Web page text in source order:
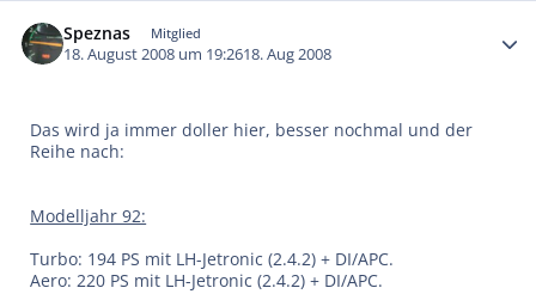
Speznas Mitglied
18. August 2008 um 19:2618. Aug 2008
Das wird ja immer doller hier, besser nochmal und der
Reihe nach:
Modelljahr 92:
Turbo: 194 PS mit LH-Jetronic (2.4.2) + DI/APC.
Aero: 220 PS mit LH-Jetronic (2.4.2) + DI/APC.